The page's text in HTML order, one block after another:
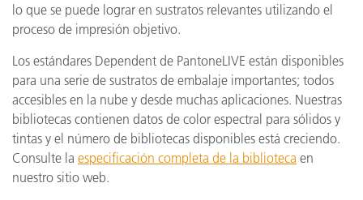
lo que se puede lograr en sustratos relevantes utilizando el
proceso de impresión objetivo.
Los estándares Dependent de PantoneLIVE están disponibles
para una serie de sustratos de embalaje importantes; todos
accesibles en la nube y desde muchas aplicaciones. Nuestras
bibliotecas contienen datos de color espectral para sólidos y
tintas y el número de bibliotecas disponibles está creciendo.
Consulte la especificación completa de la biblioteca en
nuestro sitio web.